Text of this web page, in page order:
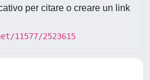
per citare o creare un link
11577/2523615